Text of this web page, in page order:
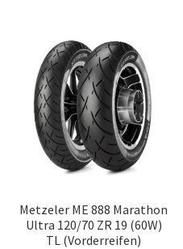
Metzeler ME 888 Marathon
Ultra 120/70 ZR 19 (60W)
TL (Vorderreifen)